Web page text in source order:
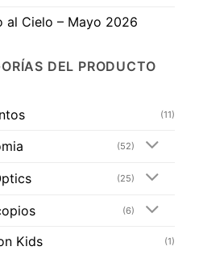
al Cielo – Mayo 2026
DEL PRODUCTO
(11)
(52)
(25)
(6)
Kids (1)